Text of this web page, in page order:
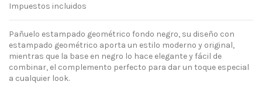
Impuestos incluidos
Pañuelo estampado geométrico fondo negro, su diseño con
estampado geométrico aporta un estilo moderno y original,
mientras que la base en negro lo hace elegante y fácil de
combinar, el complemento perfecto para dar un toque especial
a cualquier look.